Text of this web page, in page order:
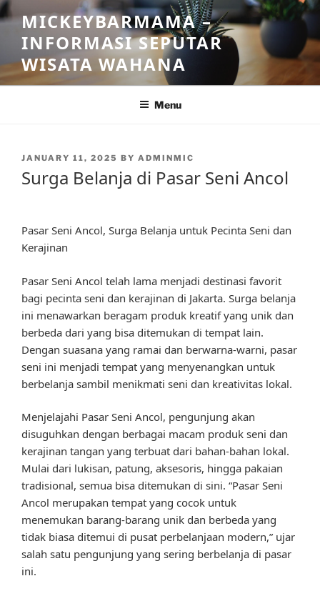
Skip
to
content
MICKEYBARMAMA –
INFORMASI SEPUTAR
WISATA WAHANA
Menu
POSTED
JANUARY 11, 2025 BY ADMINMIC
Surga Belanja di Pasar Seni Ancol
Pasar Seni Ancol, Surga Belanja untuk Pecinta Seni dan
Kerajinan
Pasar Seni Ancol telah lama menjadi destinasi favorit
bagi pecinta seni dan kerajinan di Jakarta. Surga belanja
ini menawarkan beragam produk kreatif yang unik dan
berbeda dari yang bisa ditemukan di tempat lain.
Dengan suasana yang ramai dan berwarna-warni, pasar
seni ini menjadi tempat yang menyenangkan untuk
berbelanja sambil menikmati seni dan kreativitas lokal.
Menjelajahi Pasar Seni Ancol, pengunjung akan
disuguhkan dengan berbagai macam produk seni dan
kerajinan tangan yang terbuat dari bahan-bahan lokal.
Mulai dari lukisan, patung, aksesoris, hingga pakaian
tradisional, semua bisa ditemukan di sini. “Pasar Seni
Ancol merupakan tempat yang cocok untuk
menemukan barang-barang unik dan berbeda yang
tidak biasa ditemui di pusat perbelanjaan modern,” ujar
salah satu pengunjung yang sering berbelanja di pasar
ini.